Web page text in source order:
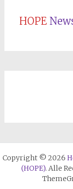
HOPE
Copyright © 2026
(HOPE). Alle